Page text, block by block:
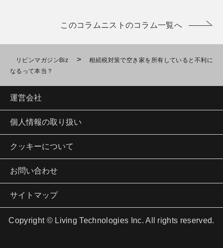
このコラムニストのコラム一覧へ
リビンマガジンBiz >
相続税対策で空き家を所有していると不利に
なるって本当？
運営会社
個人情報の取り扱い
クッキーについて
お問い合わせ
サイトマップ
Copyright © Living Technologies Inc. All rights reserved.